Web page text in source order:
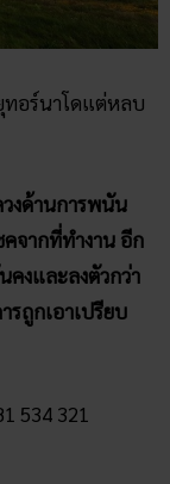
คจากที่ทำงาน อีก
งและลงตัวกว่า
ถูกเอาเปรียบ
534 321